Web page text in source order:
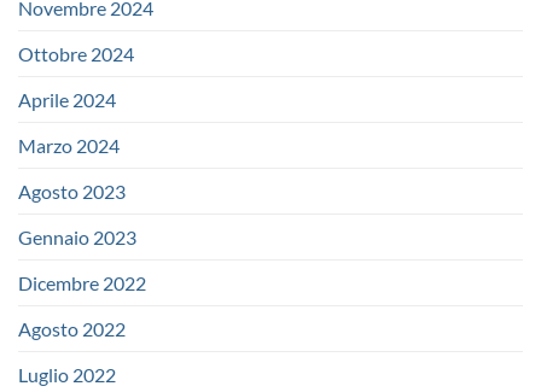
Novembre 2024
Ottobre 2024
Aprile 2024
Marzo 2024
Agosto 2023
Gennaio 2023
Dicembre 2022
Agosto 2022
Luglio 2022